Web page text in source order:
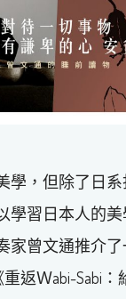
學，但除了日
學習日本人的
家曾文通推介了
返Ｗabi-Sabi